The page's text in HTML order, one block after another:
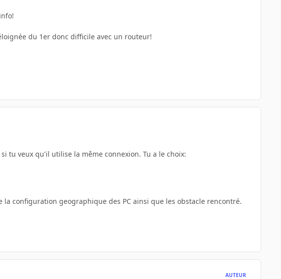
du 1er donc difficile avec un routeur!
tu veux qu'il utilise la même connexion. Tu a le choix:
configuration geographique des PC ainsi que les obstacle rencontré.
AUTEUR